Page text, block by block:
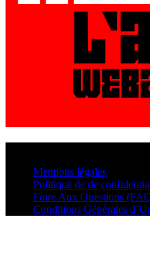
Mentions légales
Politique de de
Foire Aux Questions
Conditions Générales